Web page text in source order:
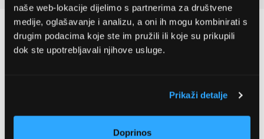
naše web-lokacije dijelimo s partnerima za društvene
medije, oglašavanje i analizu, a oni ih mogu kombinirati s
drugim podacima koje ste im pružili ili koje su prikupili
dok ste upotrebljavali njihove usluge.
Prikaži detalje
Doprinos
Preporučujemo za vas